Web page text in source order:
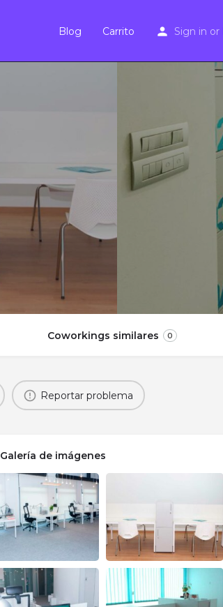
Blog Carrito Sign in or
Coworkings similares 0
Reportar problema
Galería de imágenes